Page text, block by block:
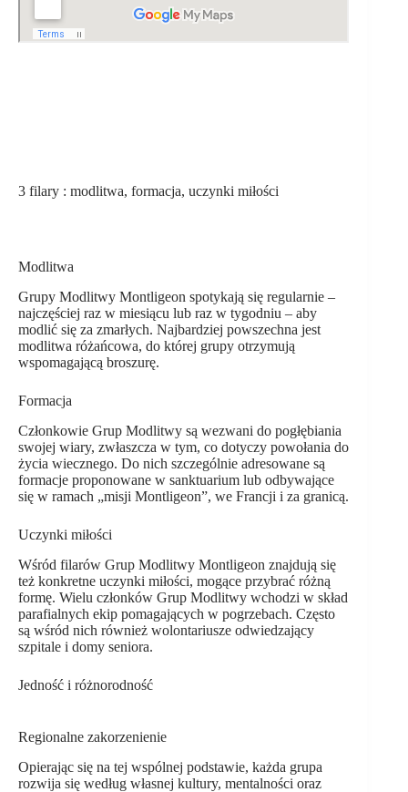
3 filary : modlitwa, formacja, uczynki miłości
Modlitwa
Grupy Modlitwy Montligeon spotykają się regularnie –
najczęściej raz w miesiącu lub raz w tygodniu – aby
modlić się za zmarłych. Najbardziej powszechna jest
modlitwa różańcowa, do której grupy otrzymują
wspomagającą broszurę.
Formacja
Członkowie Grup Modlitwy są wezwani do pogłębiania
swojej wiary, zwłaszcza w tym, co dotyczy powołania do
życia wiecznego. Do nich szczególnie adresowane są
formacje proponowane w sanktuarium lub odbywające
się w ramach „misji Montligeon”, we Francji i za granicą.
Uczynki miłości
Wśród filarów Grup Modlitwy Montligeon znajdują się
też konkretne uczynki miłości, mogące przybrać różną
formę. Wielu członków Grup Modlitwy wchodzi w skład
parafialnych ekip pomagających w pogrzebach. Często
są wśród nich również wolontariusze odwiedzający
szpitale i domy seniora.
Jedność i różnorodność
Regionalne zakorzenienie
Opierając się na tej wspólnej podstawie, każda grupa
rozwija się według własnej kultury, mentalności oraz